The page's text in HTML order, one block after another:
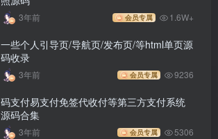
3年前 会员专属 1.6W+
一些个人引导页/导航页/发布页/等html单页源
码收录
3年前 会员专属 9236
码支付易支付免签代收付等第三方支付系统
源码合集
3年前 会员专属 5306